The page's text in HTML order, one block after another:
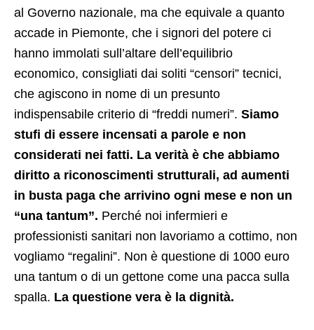
al Governo nazionale, ma che equivale a quanto
accade in Piemonte, che i signori del potere ci
hanno immolati sull’altare dell’equilibrio
economico, consigliati dai soliti “censori” tecnici,
che agiscono in nome di un presunto
indispensabile criterio di “freddi numeri”. Siamo
stufi di essere incensati a parole e non
considerati nei fatti. La verità è che abbiamo
diritto a riconoscimenti strutturali, ad aumenti
in busta paga che arrivino ogni mese e non un
“una tantum”. Perché noi infermieri e
professionisti sanitari non lavoriamo a cottimo, non
vogliamo “regalini”. Non è questione di 1000 euro
una tantum o di un gettone come una pacca sulla
spalla. La questione vera è la dignità.